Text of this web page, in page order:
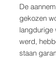
De
gekozen
langdurige
werd,
staan